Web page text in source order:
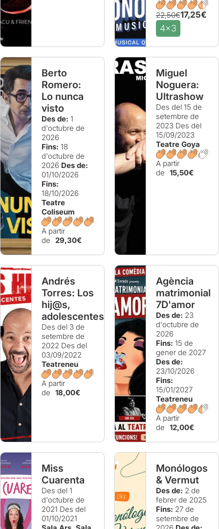
22,50€17,25€
4x3
Berto
Romero:
Lo nunca
visto
Des de: 1
d'octubre de
2026
Fins: 18
d'octubre de
2026 Des de:
01/10/2026
Fins:
18/10/2026
Teatre
Coliseum
A partir
de
29,30€
Miguel
Noguera:
Ultrashow
Des del 15 de
setembre de
2023 Des del
15/09/2023
Teatre Goya
A partir
de 15,50€
Andrés
Torres: Los
hij@s,
adolescentes
Des del 3 de
setembre de
2022 Des del
03/09/2022
Teatreneu
A partir
de 18,00€
Agència
matrimonial
7D'amor
Des de: 23
d'octubre de
2026
Fins: 15 de
gener de 2027
Des de:
23/10/2026
Fins:
15/01/2027
Teatreneu
A partir
de 12,00€
Miss
Cuarenta
Des del 1
d'octubre de
2021 Des del
01/10/2021
Monólogos
& Vermut
Des de: 2 de
febrer de 2025
Fins: 27 de
setembre de